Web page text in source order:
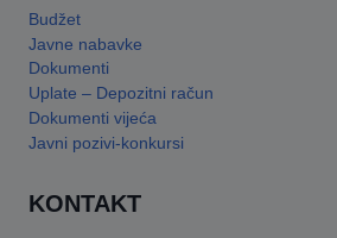
Budžet
Javne nabavke
Dokumenti
Uplate – Depozitni račun
Dokumenti vijeća
Javni pozivi-konkursi
KONTAKT